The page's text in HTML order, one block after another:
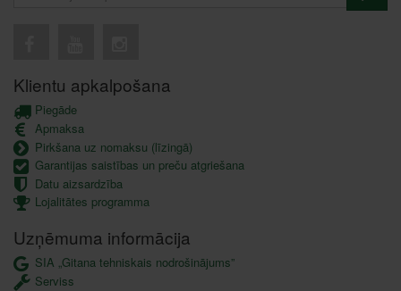
Klientu apkalpošana
Piegāde
Apmaksa
Pirkšana uz nomaksu (līzingā)
Garantijas saistības un preču atgriešana
Datu aizsardzība
Lojalitātes programma
Uzņēmuma informācija
SIA „Gitana tehniskais nodrošinājums”
Serviss